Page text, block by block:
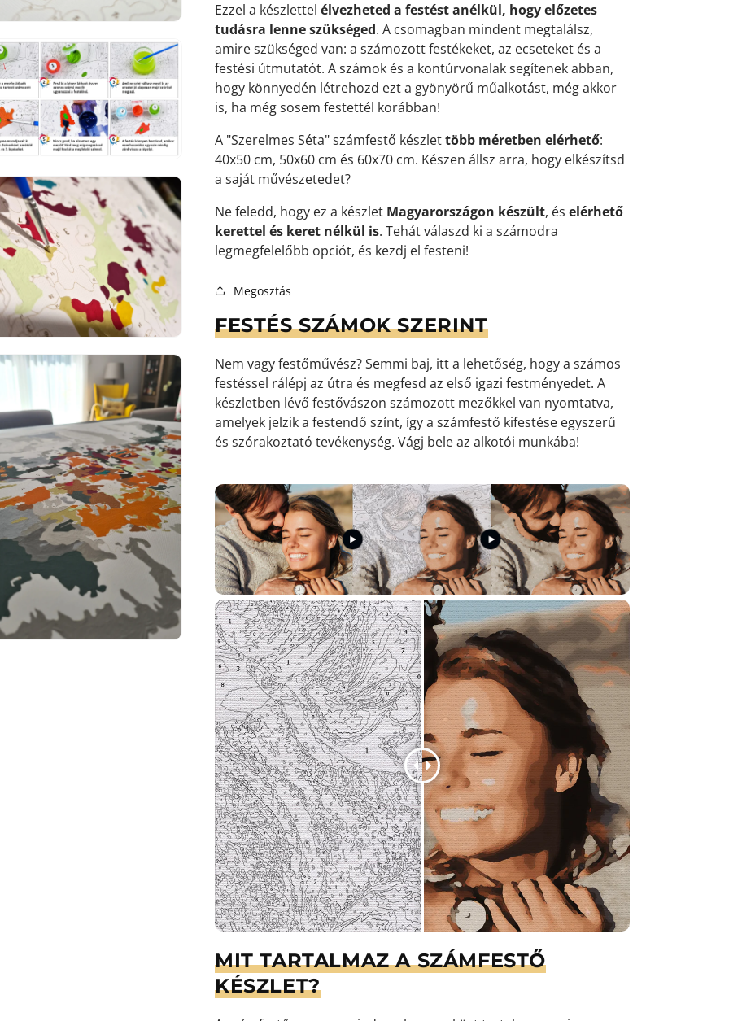
8.
médiafájl
megnyitása
galérianézetben
médiafájl
megnyitása
galérianézetben
10.
médiafájl
megnyitása
galérianézetben
Ezzel a készlettel élvezheted a festést anélkül, hogy előzetes
tudásra lenne szükséged. A csomagban mindent megtalálsz,
amire szükséged van: a számozott festékeket, az ecseteket és a
festési útmutatót. A számok és a kontúrvonalak segítenek abban,
hogy könnyedén létrehozd ezt a gyönyörű műalkotást, még akkor
is, ha még sosem festettél korábban!
A "Szerelmes Séta" számfestő készlettöbb méretben elérhető:
40x50 cm, 50x60 cm és 60x70 cm. Készen állsz arra, hogy elkészítsd
a saját művészetedet?
Ne feledd, hogy ez a készlet Magyarországon készült, és elérhető
kerettel és keret nélkül is. Tehát válaszd ki a számodra
legmegfelelőbb opciót, és kezdj el festeni!
Megosztás
FESTÉS SZÁMOK SZERINT
Nem vagy festőművész? Semmi baj, itt a lehetőség, hogy a számos
festéssel rálépj az útra és megfesd az első igazi festményedet. A
készletben lévő festővászon számozott mezőkkel van nyomtatva,
amelyek jelzik a festendő színt, így a számfestő kifestése egyszerű
és szórakoztató tevékenység. Vágj bele az alkotói munkába!
MIT TARTALMAZ A SZÁMFESTŐ
KÉSZLET?